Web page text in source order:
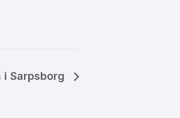
i Sarpsborg